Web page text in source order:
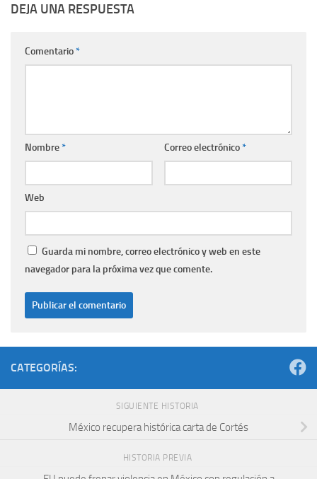
DEJA UNA RESPUESTA
Comentario*
Nombre* Correo electrónico*
Web
Guarda mi nombre, correo electrónico y web en este
navegador para la próxima vez que comente.
CATEGORÍAS:
SIGUIENTE HISTORIA
México recupera histórica carta de Cortés
HISTORIA PREVIA